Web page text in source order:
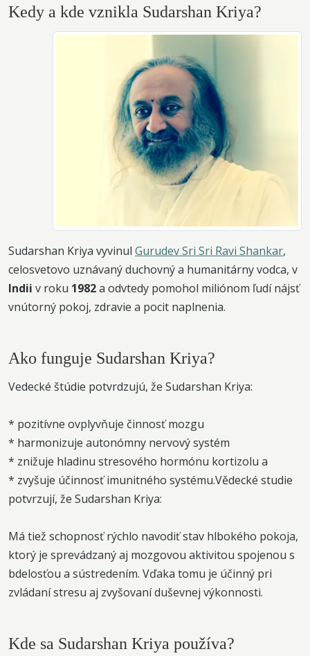
Kedy a kde vznikla Sudarshan Kriya?
Sudarshan Kriya vyvinul Gurudev Sri Sri Ravi Shankar,
celosvetovo uznávaný duchovný a humanitárny vodca, v
Indii v roku 1982a odvtedy pomohol miliónom ľudí nájsť
vnútorný pokoj, zdravie a pocit naplnenia.
Ako funguje Sudarshan Kriya?
Vedecké štúdie potvrdzujú, že Sudarshan Kriya:
* pozitívne ovplyvňuje činnosť mozgu
* harmonizuje autonómny nervový systém
* znižuje hladinu stresového hormónu kortizolu a
* zvyšuje účinnosť imunitného systému.Vědecké studie
potvrzují, že Sudarshan Kriya:
Má tiež schopnosť rýchlo navodiť stav hlbokého pokoja,
ktorý je sprevádzaný aj mozgovou aktivitou spojenou s
bdelosťou a sústredením. Vďaka tomu je účinný pri
zvládaní stresu aj zvyšovaní duševnej výkonnosti.
Kde sa Sudarshan Kriya používa?